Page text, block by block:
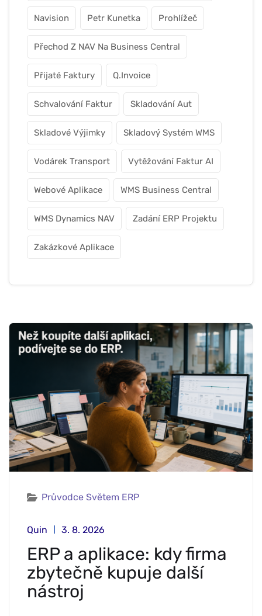
Průvodce Světem ERP
Quin 3. 8. 2026
ERP a aplikace: kdy firma
zbytečně kupuje další
nástroj
Navision Petr Kunetka Prohlížeč
Přechod Z NAV Na Business Central
Přijaté Faktury Q.Invoice
Schvalování Faktur Skladování Aut
Skladové Výjimky Skladový Systém WMS
Vodárek Transport Vytěžování Faktur AI
Webové Aplikace WMS Business Central
WMS Dynamics NAV Zadání ERP Projektu
Zakázkové Aplikace